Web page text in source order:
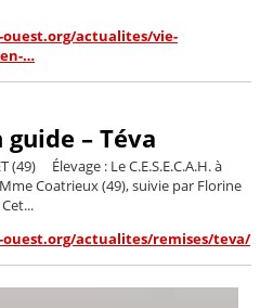
actualites/vie-
…
– Téva
(49) Élevage : Le C.E.S.E.C.A.H. à
Coatrieux (49), suivie par Florine
actualites/remises/teva/